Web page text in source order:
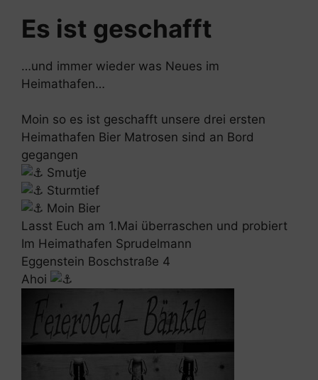
Es ist geschafft
…und immer wieder was Neues im
Heimathafen…
Moin so es ist geschafft unsere drei ersten
Heimathafen Bier Matrosen sind an Bord
gegangen
Smutje
Sturmtief
Moin Bier
Lasst Euch am 1.Mai überraschen und probiert
Im Heimathafen Sprudelmann
Eggenstein Boschstraße 4
Ahoi